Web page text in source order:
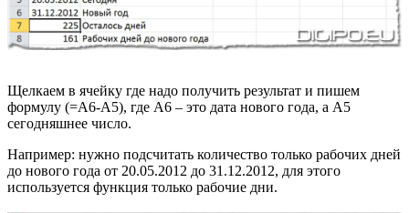
Щелкаем в ячейку где надо получить результат и пишем
формулу (=А6-А5), где А6 – это дата нового года, а А5
сегодняшнее число.
Например: нужно подсчитать количество только рабочих дней
до нового года от 20.05.2012 до 31.12.2012, для этого
используется функция только рабочие дни.